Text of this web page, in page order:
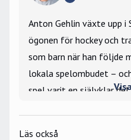
Anton Gehlin växte upp i
ögonen för hockey och
som barn när han följde
lokala spelombudet –
spel varit en självklar del
Läs också